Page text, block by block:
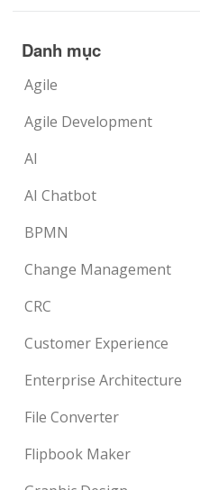
Danh mục
Agile
Agile Development
AI
AI Chatbot
BPMN
Change Management
CRC
Customer Experience
Enterprise Architecture
File Converter
Flipbook Maker